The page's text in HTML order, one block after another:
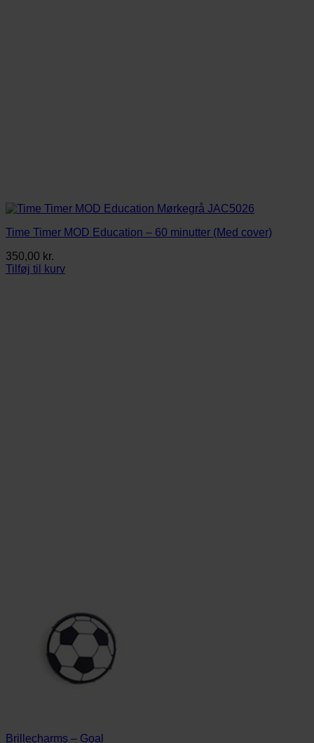
Time Timer MOD Education – 60 minutter (Med cover)
350,00 kr.
Tilføj til kurv
Brillecharms – Goal